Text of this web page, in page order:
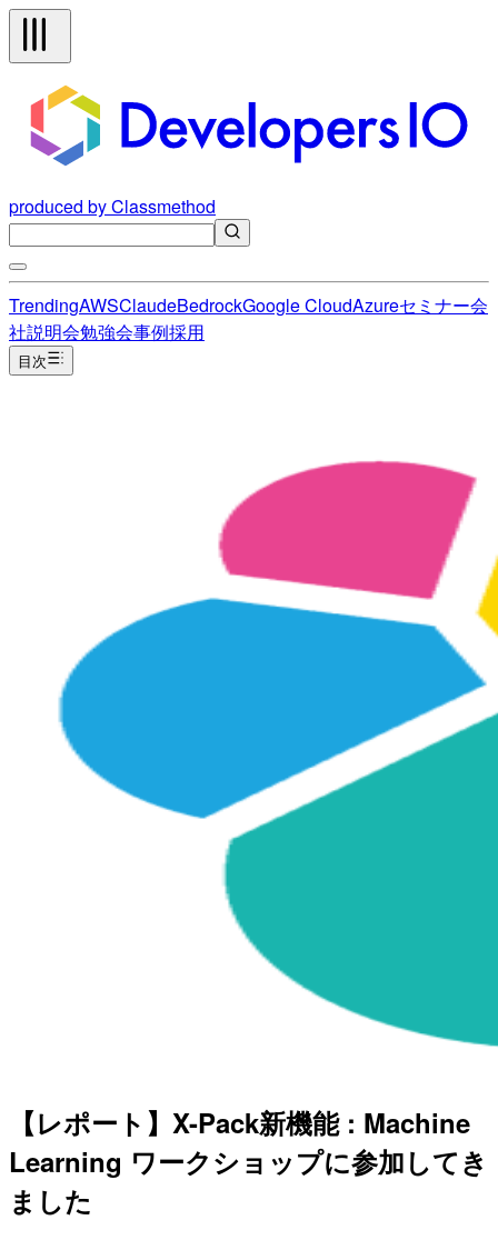
produced by Classmethod
TrendingAWSClaudeBedrockGoogle CloudAzureセミナー会
社説明会勉強会事例採用
目次
【レポート】X-Pack新機能 : Machine
Learning ワークショップに参加してき
ました